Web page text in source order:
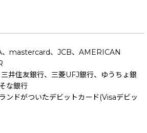
、mastercard、JCB、AMERICAN
三井住友銀行、三菱UFJ銀行、ゆうちょ銀
な銀行
ンドがついたデビットカード(Visaデビッ